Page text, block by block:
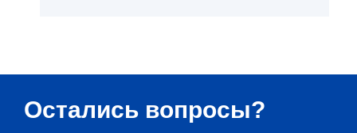
Остались вопросы?